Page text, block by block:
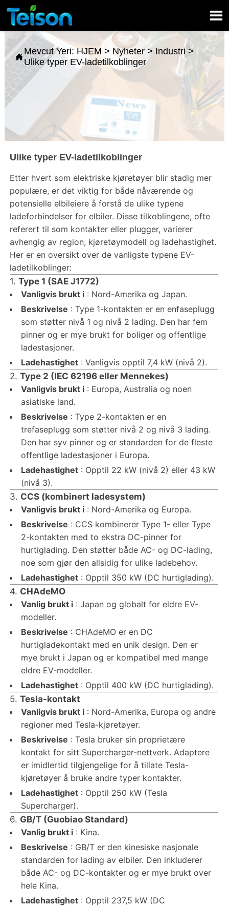


Mevcut Yeri: HJEM > Nyheter> Industri >
Ulike typer EV-ladetilkoblinger
Ulike typer EV-ladetilkoblinger
Etter hvert som elektriske kjøretøyer blir stadig mer
populære, er det viktig for både nåværende og
potensielle elbileiere å forstå de ulike typene
ladeforbindelser for elbiler. Disse tilkoblingene, ofte
referert til som kontakter eller plugger, varierer
avhengig av region, kjøretøymodell og ladehastighet.
Her er en oversikt over de vanligste typene EV-
ladetilkoblinger:
1. Type 1 (SAE J1772)
Vanligvis brukt i: Nord-Amerika og Japan.
Beskrivelse : Type 1-kontakten er en enfaseplugg
som støtter nivå 1 og nivå 2 lading. Den har fem
pinner og er mye brukt for boliger og offentlige
ladestasjoner.
Ladehastighet: Vanligvis opptil 7,4 kW (nivå 2).
2. Type 2 (IEC 62196 eller Mennekes)
Vanligvis brukt i: Europa, Australia og noen
asiatiske land.
Beskrivelse : Type 2-kontakten er en
trefaseplugg som støtter nivå 2 og nivå 3 lading.
Den har syv pinner og er standarden for de fleste
offentlige ladestasjoner i Europa.
Ladehastighet: Opptil 22 kW (nivå 2) eller 43 kW
(nivå 3).
3. CCS (kombinert ladesystem)
Vanligvis brukt i: Nord-Amerika og Europa.
Beskrivelse : CCS kombinerer Type 1- eller Type
2-kontakten med to ekstra DC-pinner for
hurtiglading. Den støtter både AC- og DC-lading,
noe som gjør den allsidig for ulike ladebehov.
Ladehastighet: Opptil 350 kW (DC hurtiglading).
4. CHAdeMO
Vanlig brukt i: Japan og globalt for eldre EV-
modeller.
Beskrivelse : CHAdeMO er en DC
hurtigladekontakt med en unik design. Den er
mye brukt i Japan og er kompatibel med mange
eldre EV-modeller.
Ladehastighet: Opptil 400 kW (DC hurtiglading).
5. Tesla-kontakt
Vanligvis brukt i: Nord-Amerika, Europa og andre
regioner med Tesla-kjøretøyer.
Beskrivelse : Tesla bruker sin proprietære
kontakt for sitt Supercharger-nettverk. Adaptere
er imidlertid tilgjengelige for å tillate Tesla-
kjøretøyer å bruke andre typer kontakter.
Ladehastighet: Opptil 250 kW (Tesla
Supercharger).
6. GB/T (Guobiao Standard)
Vanlig brukt i: Kina.
Beskrivelse : GB/T er den kinesiske nasjonale
standarden for lading av elbiler. Den inkluderer
både AC- og DC-kontakter og er mye brukt over
hele Kina.
Ladehastighet: Opptil 237,5 kW (DC